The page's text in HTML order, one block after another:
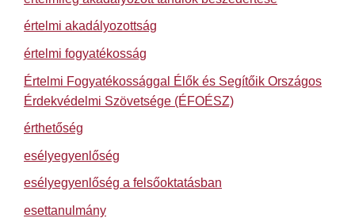
értelmi akadályozottság
értelmi fogyatékosság
Értelmi Fogyatékossággal Élők és Segítőik Országos
Érdekvédelmi Szövetsége (ÉFOÉSZ)
érthetőség
esélyegyenlőség
esélyegyenlőség a felsőoktatásban
esettanulmány